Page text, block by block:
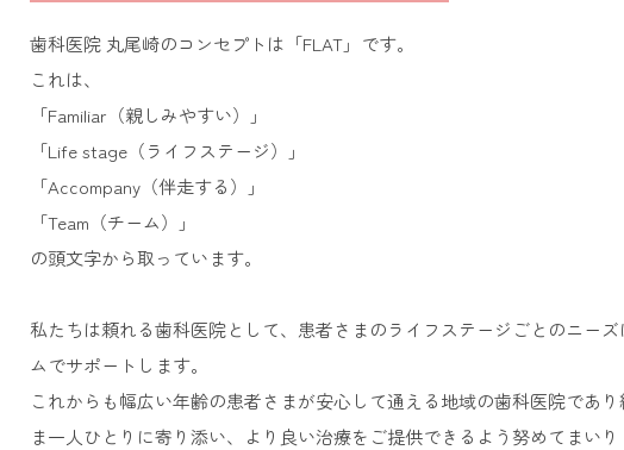
歯科医院 丸尾崎のコンセプトは「FLAT」です。
これは、
「Familiar（親しみやすい）」
「Life stage（ライフステージ）」
「Accompany（伴走する）」
「Team（チーム）」
の頭文字から取っています。
私たちは頼れる歯科医院として、患者さまのライフステージごとのニー
ムでサポートします。
これからも幅広い年齢の患者さまが安心して通える地域の歯科医院であ
ま一人ひとりに寄り添い、より良い治療をご提供できるよう努めてまい